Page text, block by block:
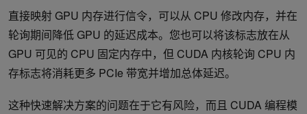
直接映射 GPU 内存进行信令，可以从 CPU 修改内存，并在
轮询期间降低 GPU 的延迟成本。您也可以将该标志放在从
GPU 可见的 CPU 固定内存中，但 CUDA 内核轮询 CPU 内
存标志将消耗更多 PCIe 带宽并增加总体延迟。
这种快速解决方案的问题在于它有风险，而且 CUDA 编程模